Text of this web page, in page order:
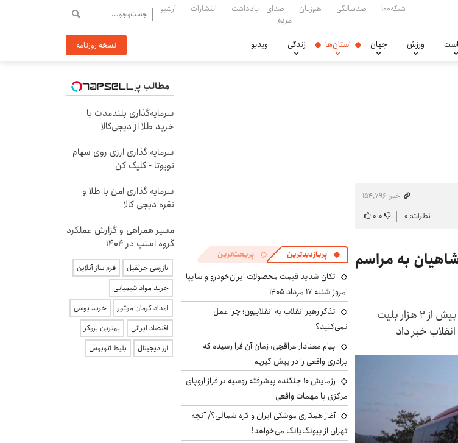
شبکه۱۰۰ صدسالگی هم‌زبان
صدای
مردم
یادداشت انتشارات آرشیو
ورزش جهان استان‌ها زندگی ویدیو نسخه روزنامه
خبر: ۱۵۴٬۷۹۶
نظرات: ۰ ۰-۰
به مراسم
مدیرکل راهداری و حمل‌ و نقل جاده‌ای استان کرمانشاه، از پیش‌فروش بیش از ۲ هزار بلیت
خبر داد
پربازدیدترین پربحث‌ترین
تکان شدید قیمت محصولات ایران‌خودرو و سایپا
امروز شنبه ۱۷ مرداد ۱۴۰۵
تذکر رهبر انقلاب به انقلابیون؛ چرا عمل
نمی‌کنید؟
پیام معنادار عراقچی: زمان آن فرا رسیده که
برادری واقعی را در پیش گیریم
رزمایش ۱۰ جنگنده پیشرفته روسیه بر فراز اروپای
مرکزی با مهمات واقعی
آغاز همکاری موشکی ایران و کره شمالی؟/ آنچه
تهران از پیونگ‌یانگ می‌خواهد!
مطالب پیشنهادی
سرمایه‌گذاری بلندمدت با
خرید طلا از دیجی‌کالا
سرمایه گذاری ارزی روی سهام
تویوتا - کلیک کن
سرمایه گذاری امن با طلا و
نقره دیجی کالا
مسیر همراهی و گزارش عملکرد
گروه اسنپ در ۱۴۰۴
بازرسی جرثقیل
فرم ساز آنلاین
خرید مواد شیمیایی
امداد کرمان موتور
خرید یوسی
اقتصاد ایرانی
بهترین بروکر
ارز دیجیتال
بلیط اتوبوس